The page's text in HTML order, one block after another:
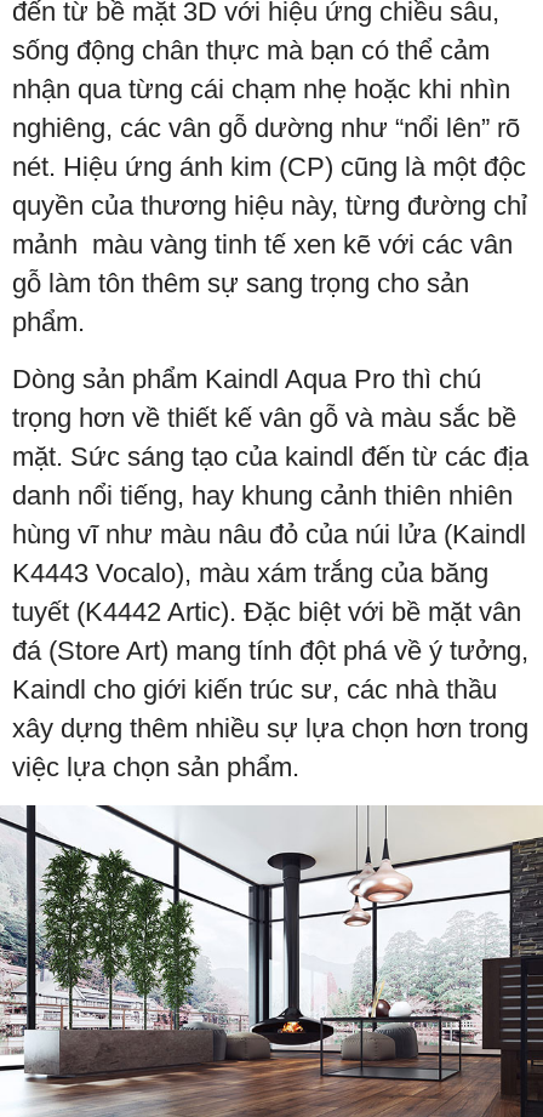
đến từ bề mặt 3D với hiệu ứng chiều sâu,
sống động chân thực mà bạn có thể cảm
nhận qua từng cái chạm nhẹ hoặc khi nhìn
nghiêng, các vân gỗ dường như “nổi lên” rõ
nét. Hiệu ứng ánh kim (CP) cũng là một độc
quyền của thương hiệu này, từng đường chỉ
mảnh màu vàng tinh tế xen kẽ với các vân
gỗ làm tôn thêm sự sang trọng cho sản
phẩm.
Dòng sản phẩm Kaindl Aqua Pro thì chú
trọng hơn về thiết kế vân gỗ và màu sắc bề
mặt. Sức sáng tạo của kaindl đến từ các địa
danh nổi tiếng, hay khung cảnh thiên nhiên
hùng vĩ như màu nâu đỏ của núi lửa (Kaindl
K4443 Vocalo), màu xám trắng của băng
tuyết (K4442 Artic). Đặc biệt với bề mặt vân
đá (Store Art) mang tính đột phá về ý tưởng,
Kaindl cho giới kiến trúc sư, các nhà thầu
xây dựng thêm nhiều sự lựa chọn hơn trong
việc lựa chọn sản phẩm.